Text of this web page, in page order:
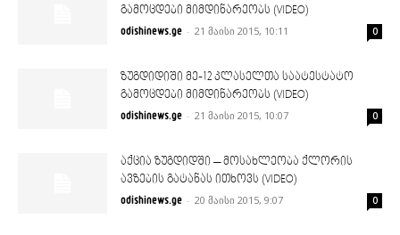
გამოცდები მიმდინარეობს (VIDEO)
odishinews.ge - 21 მაისი 2015, 10:11 0
ზუგდიდიში მე-12 კლასელთა საატესტატო
გამოცდები მიმდინარეობს (VIDEO)
odishinews.ge - 21 მაისი 2015, 10:07 0
აქცია ზუგდიდში – მოსახლეობა ქლორის
ავზების გატანას ითხოვს (VIDEO)
odishinews.ge - 20 მაისი 2015, 9:07 0